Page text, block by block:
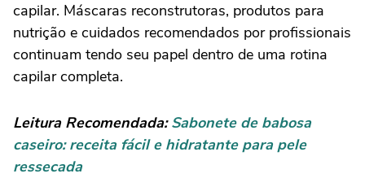
capilar. Máscaras reconstrutoras, produtos para
nutrição e cuidados recomendados por profissionais
continuam tendo seu papel dentro de uma rotina
capilar completa.
Leitura Recomendada:Sabonete de babosa
caseiro: receita fácil e hidratante para pele
ressecada